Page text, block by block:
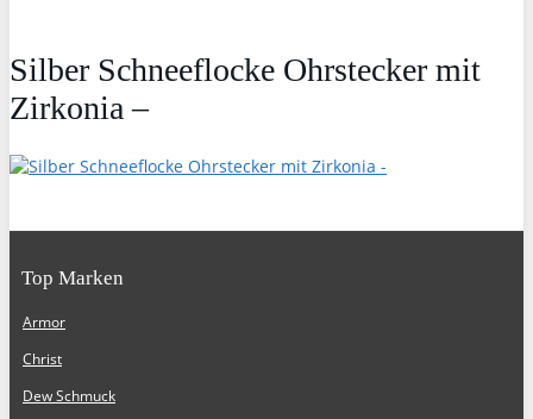
Silber Schneeflocke Ohrstecker mit
Zirkonia –
Top Marken
Armor
Christ
Dew Schmuck